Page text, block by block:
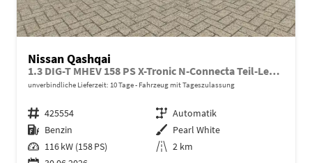
Nissan Qashqai
1.3 DIG-T MHEV 158 PS X-Tronic N-Connecta Teil-Leder PanoGlasdach Klimaautomatik Sitzheizung Lenkradheizung Navi ACC PDC v+h 360°Kamera DAB Bluetooth Touchscreen Apple CarPlay Android Auto 18"LM
unverbindliche Lieferzeit: 10 Tage Fahrzeug mit Tageszulassung
Fahrzeugnr. 425554 Getriebe Automatik
Kraftstoff Benzin Außenfarbe Pearl White
Leistung 116 kW (158 PS) Kilometerstand 2 km